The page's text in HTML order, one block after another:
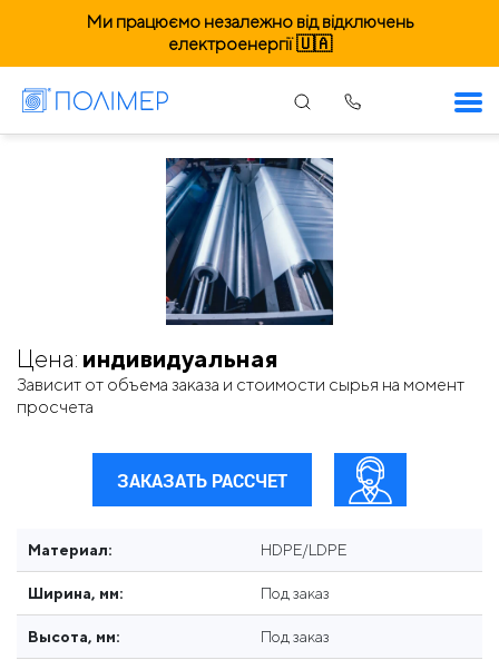
Ми працюємо незалежно від відключень
електроенергії 🇺🇦
Пленка. Полтава
Цена: индивидуальная
Зависит от объема заказа и стоимости сырья на момент
просчета
ЗАКАЗАТЬ РАССЧЕТ
Материал: HDPE/LDPE
Ширина, мм: Под заказ
Высота, мм: Под заказ